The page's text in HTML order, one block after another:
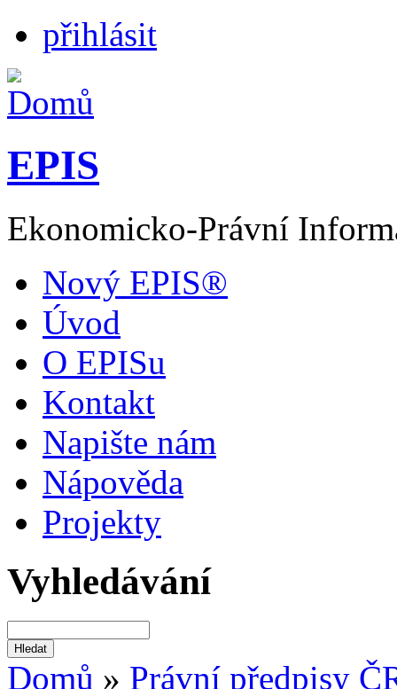
přihlásit
EPIS
Ekonomicko-Právní
Nový EPIS®
Úvod
O EPISu
Kontakt
Napište nám
Nápověda
Projekty
Vyhledávání
Domů » Právní předpisy